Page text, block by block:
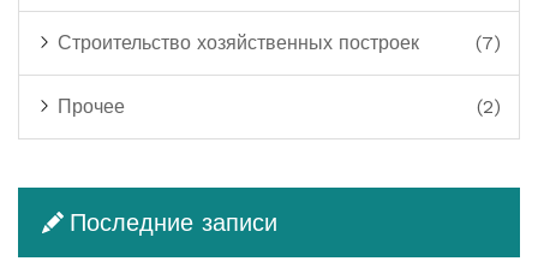
Строительство хозяйственных построек (7)
Прочее (2)
Последние записи